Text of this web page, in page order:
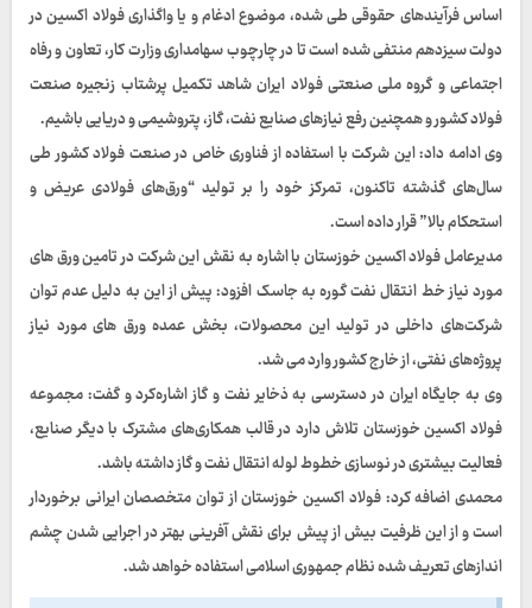
اساس فرآیندهای حقوقی طی شده، موضوع ادغام و یا واگذاری فولاد اکسین در
دولت سیزدهم منتفی شده است تا در چارچوب سهامداری وزارت کار، تعاون و رفاه
اجتماعی و گروه ملی صنعتی فولاد ایران شاهد تکمیل پرشتاب زنجیره صنعت
فولاد کشور و همچنین رفع نیازهای صنایع نفت، گاز، پتروشیمی و دریایی باشیم.
وی ادامه داد: این شرکت با استفاده از فناوری خاص در صنعت فولاد کشور طی
سال‌های گذشته تاکنون، تمرکز خود را بر تولید “ورق‌های فولادی عریض و
استحکام بالا” قرار داده است.
مدیرعامل فولاد اکسین خوزستان با اشاره به نقش این شرکت در تامین ورق های
مورد نیاز خط انتقال نفت گوره به جاسک افزود: پیش از این به دلیل عدم توان
شرکت‌های داخلی در تولید این محصولات، بخش عمده ورق های مورد نیاز
پروژه‌های نفتی، از خارج کشور وارد می شد.
وی به جایگاه ایران در دسترسی به ذخایر نفت و گاز اشاره‌کرد و گفت: مجموعه
فولاد اکسین خوزستان تلاش دارد در قالب همکاری‌های مشترک با دیگر صنایع،
فعالیت بیشتری در نوسازی خطوط لوله انتقال نفت و گاز داشته باشد.
محمدی اضافه کرد: فولاد اکسین خوزستان از توان متخصصان ایرانی برخوردار
است و از این ظرفیت بیش از پیش برای نقش آفرینی بهتر در اجرایی شدن چشم
اندازهای تعریف شده نظام جمهوری اسلامی استفاده خواهد شد.